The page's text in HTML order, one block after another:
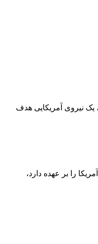
یک نیروی آمریکایی هدف
آمریکا را بر عهده دارد،